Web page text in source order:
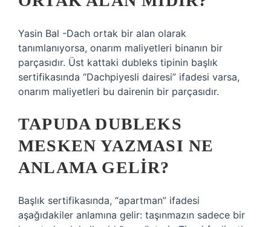
Yasin Bal -Dach ortak bir alan olarak
tanımlanıyorsa, onarım maliyetleri binanın bir
parçasıdır. Üst kattaki dubleks tipinin başlık
sertifikasında “Dachpiyesli dairesi” ifadesi varsa,
onarım maliyetleri bu dairenin bir parçasıdır.
TAPUDA DUBLEKS
MESKEN YAZMASI NE
ANLAMA GELIR?
Başlık sertifikasında, “apartman” ifadesi
aşağıdakiler anlamına gelir: taşınmazın sadece bir